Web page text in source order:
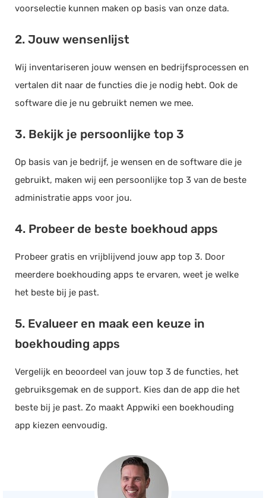
voorselectie kunnen maken op basis van onze data.
2. Jouw wensenlijst
Wij inventariseren jouw wensen en bedrijfsprocessen en
vertalen dit naar de functies die je nodig hebt. Ook de
software die je nu gebruikt nemen we mee.
3. Bekijk je persoonlijke top 3
Op basis van je bedrijf, je wensen en de software die je
gebruikt, maken wij een persoonlijke top 3 van de beste
administratie apps voor jou.
4. Probeer de beste boekhoud apps
Probeer gratis en vrijblijvend jouw app top 3. Door
meerdere boekhouding apps te ervaren, weet je welke
het beste bij je past.
5. Evalueer en maak een keuze in
boekhouding apps
Vergelijk en beoordeel van jouw top 3 de functies, het
gebruiksgemak en de support. Kies dan de app die het
beste bij je past. Zo maakt Appwiki een boekhouding
app kiezen eenvoudig.